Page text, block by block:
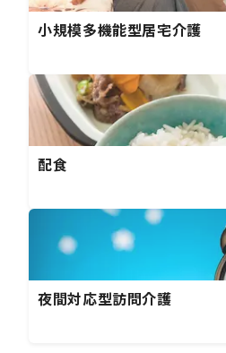
小規模多機能型居宅介護
配食
夜間対応型訪問介護